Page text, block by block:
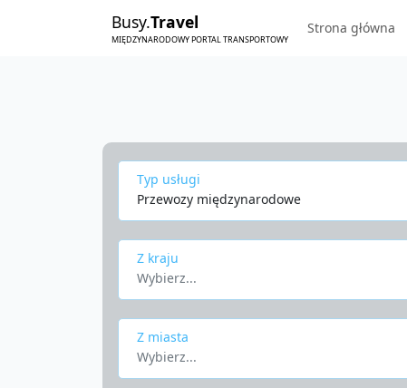
Busy.Travel
MIĘDZYNARODOWY PORTAL TRANSPORTOWY
Strona główna
Typ usługi
Przewozy międzynarodowe
Z kraju
Wybierz...
Z miasta
Wybierz...